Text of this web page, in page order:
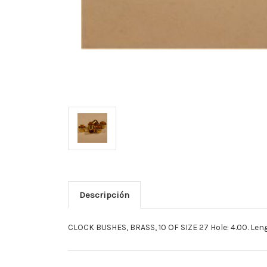
Descripción
CLOCK BUSHES, BRASS, 10 OF SIZE 27 Hole: 4.00.